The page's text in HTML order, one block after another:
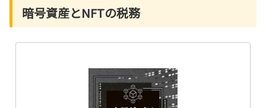
暗号資産とNFTの税務